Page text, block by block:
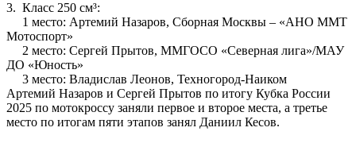
3. Класс 250 см³:
1 место: Артемий Назаров, Сборная Москвы – «АНО ММТ
Мотоспорт»
2 место: Сергей Прытов, ММГОСО «Северная лига»/МАУ
ДО «Юность»
3 место: Владислав Леонов, Техногород-Наиком
Артемий Назаров и Сергей Прытов по итогу Кубка России
2025 по мотокроссу заняли первое и второе места, а третье
место по итогам пяти этапов занял Даниил Кесов.